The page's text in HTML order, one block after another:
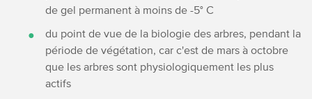
de gel permanent à moins de -5° C
du point de vue de la biologie des arbres, pendant la
période de végétation, car c'est de mars à octobre
que les arbres sont physiologiquement les plus
actifs